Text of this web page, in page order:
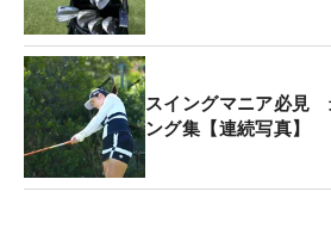
スイングマニア必見
ング集【連続写真】